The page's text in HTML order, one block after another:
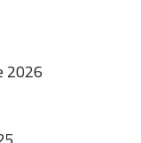
2026